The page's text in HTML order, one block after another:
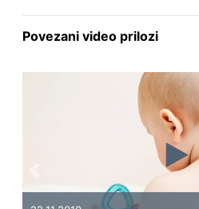
Povezani video prilozi